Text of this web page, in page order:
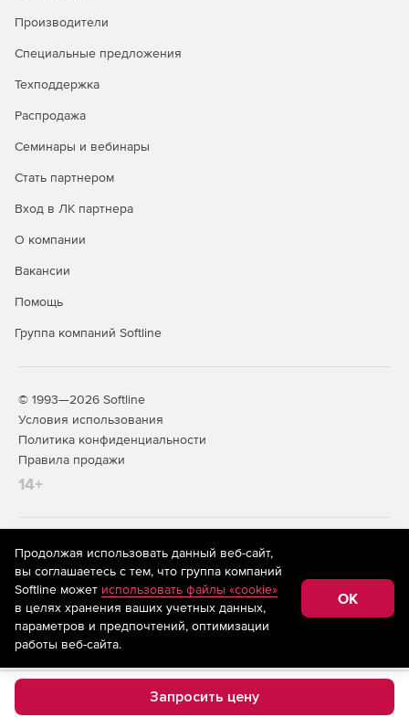
Запросить цену
Производители
Специальные предложения
Техподдержка
Распродажа
Семинары и вебинары
Стать партнером
Вход в ЛК партнера
О компании
Вакансии
Помощь
Группа компаний Softline
© 1993—2026 Softline
Условия использования
Политика конфиденциальности
Правила продажи
14+
На информационном ресурсе store.softline.ru применяются
рекомендательные технологии
(информационные технологии
предоставления информации на основе сбора,
систематизации и анализа сведений, относящихся к
предпочтениям пользователей сети «Интернет»,
находящихся на территории Российской Федерации)
Продолжая использовать данный веб-сайт,
вы соглашаетесь с тем, что группа компаний
Softline может использовать файлы «cookie»
в целях хранения ваших учетных данных,
параметров и предпочтений, оптимизации
работы веб-сайта.
OK